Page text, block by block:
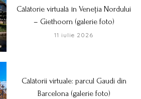
Călătorie virtuală în Veneția Nordului
– Giethoorn (galerie foto)
11 iulie 2026
Călătorii virtuale: parcul Gaudi din
Barcelona (galerie foto)